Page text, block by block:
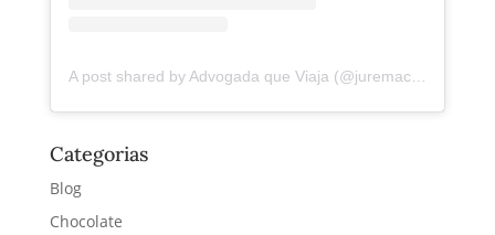
Categorias
Blog